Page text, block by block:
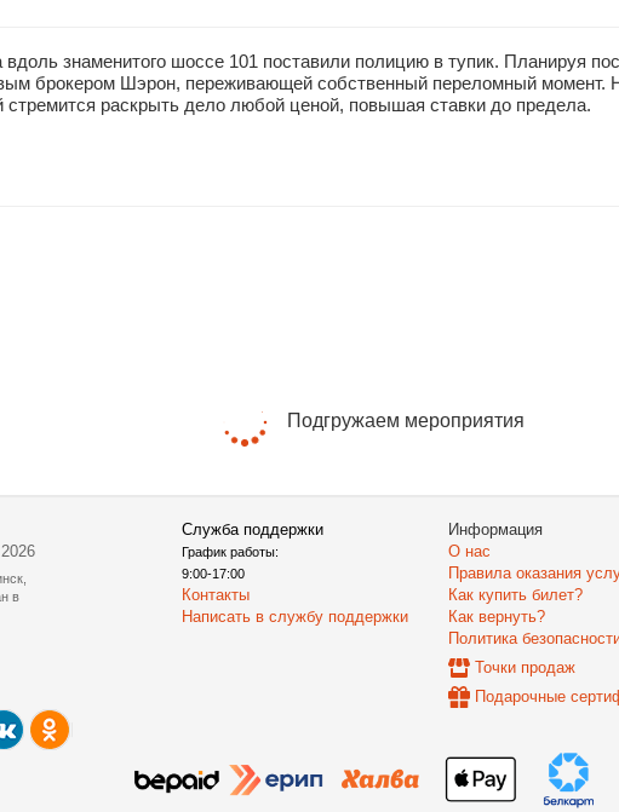
знаменитого шоссе 101 поставили полицию в тупик. Планируя
брокером Шэрон, переживающей собственный переломный момент.
стремится раскрыть дело любой ценой, повышая ставки до предела.
Подгружаем мероприятия
в
Служба поддержки
График работы:
9:00-17:00
Контакты
Написать в службу поддержки
Информация
О нас
Правила оказания
Как купить билет?
Как вернуть?
Политика
Точки продаж
Подарочные